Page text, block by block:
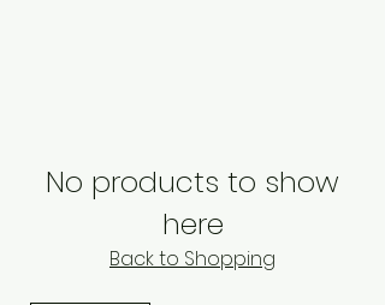
No products to show
here
Back to Shopping